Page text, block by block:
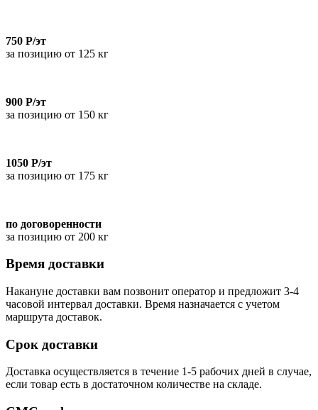
750 Р/эт
за позицию от 125 кг
900 Р/эт
за позицию от 150 кг
1050 Р/эт
за позицию от 175 кг
по договоренности
за позицию от 200 кг
Время доставки
Накануне доставки вам позвонит оператор и предложит 3-4
часовой интервал доставки. Время назначается с учетом
маршрута доставок.
Срок доставки
Доставка осуществляется в течение 1-5 рабочих дней в случае,
если товар есть в достаточном количестве на складе.